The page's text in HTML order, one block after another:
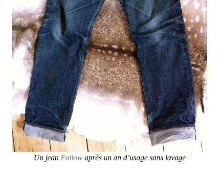
Un jean Fallowaprès un an d’usage sans lavage